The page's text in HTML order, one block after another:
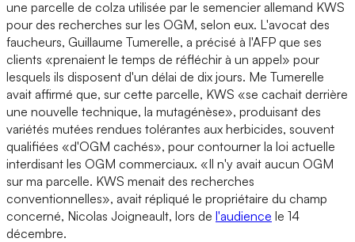
une parcelle de colza utilisée par le semencier allemand KWS
pour des recherches sur les OGM, selon eux. L'avocat des
faucheurs, Guillaume Tumerelle, a précisé à l'AFP que ses
clients «prenaient le temps de réfléchir à un appel» pour
lesquels ils disposent d'un délai de dix jours. Me Tumerelle
avait affirmé que, sur cette parcelle, KWS «se cachait derrière
une nouvelle technique, la mutagénèse», produisant des
variétés mutées rendues tolérantes aux herbicides, souvent
qualifiées «d'OGM cachés», pour contourner la loi actuelle
interdisant les OGM commerciaux. «Il n'y avait aucun OGM
sur ma parcelle. KWS menait des recherches
conventionnelles», avait répliqué le propriétaire du champ
concerné, Nicolas Joigneault, lors de l'audience le 14
décembre.